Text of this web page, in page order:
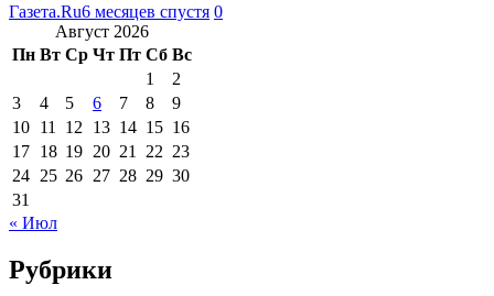
Газета.Ru6 месяцев спустя 0
Август 2026
Пн Вт Ср Чт Пт Сб Вс
1
2
3
4 5 6 7 8
9
10 11 12 13 14 15 16
17 18 19 20 21 22 23
24 25 26 27 28 29 30
31
« Июл
Рубрики